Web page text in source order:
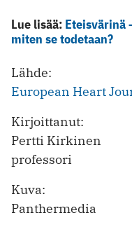
Lue lisää: Eteisvärinä
miten se todetaan?
Lähde:
European Heart
Kirjoittanut:
Pertti Kirkinen
professori
Kuva:
Panthermedia